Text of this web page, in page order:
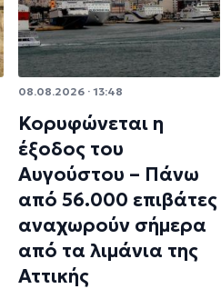
08.08.2026 · 13:48
Κορυφώνεται η
έξοδος του
Αυγούστου – Πάνω
από 56.000 επιβάτες
αναχωρούν σήμερα
από τα λιμάνια της
Αττικής